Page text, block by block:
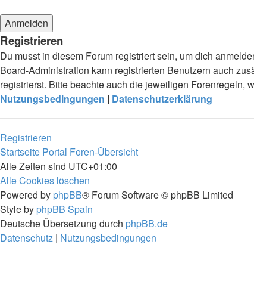
Registrieren
Du musst in diesem Forum registriert sein, um dich
Board-Administration kann registrierten Benutzern auch
registrierst. Bitte beachte auch die jeweiligen Forenregeln,
Nutzungsbedingungen | Datenschutzerklärung
Registrieren
Startseite Portal Foren-Übersicht
Alle Zeiten sind UTC+01:00
Alle Cookies löschen
Powered by phpBB® Forum Software © phpBB Limited
Style by phpBB Spain
Deutsche Übersetzung durch phpBB.de
Datenschutz | Nutzungsbedingungen